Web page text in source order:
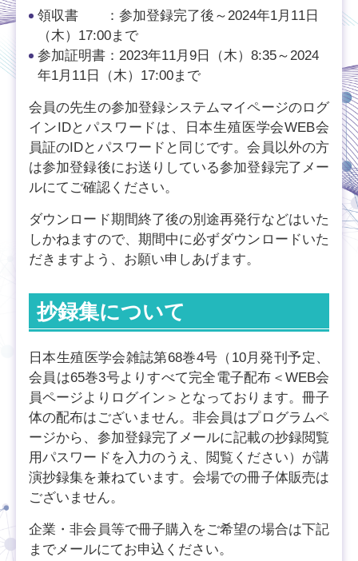
領収書 ：参加登録完了後～2024年1月11日
（木）17:00まで
参加証明書：2023年11月9日（木）8:35～2024
年1月11日（木）17:00まで
会員の先生の参加登録システムマイページのログ
インIDとパスワードは、日本生殖医学会WEB会
員証のIDとパスワードと同じです。会員以外の方
は参加登録後にお送りしている参加登録完了メー
ルにてご確認ください。
ダウンロード期間終了後の別途再発行などはいた
しかねますので、期間中に必ずダウンロードいた
だきますよう、お願い申しあげます。
抄録集について
日本生殖医学会雑誌第68巻4号（10月発刊予定、
会員は65巻3号よりすべて完全電子配布＜WEB会
員ページよりログイン＞となっております。冊子
体の配布はございません。非会員はプログラムペ
ージから、参加登録完了メールに記載の抄録閲覧
用パスワードを入力のうえ、閲覧ください）が講
演抄録集を兼ねています。会場での冊子体販売は
ございません。
企業・非会員等で冊子購入をご希望の場合は下記
までメールにてお申込ください。